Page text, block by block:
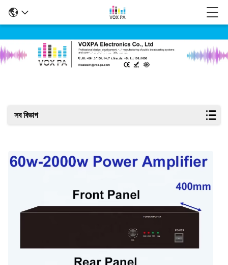
পণ্যের বিবরণ
সব বিভাগ